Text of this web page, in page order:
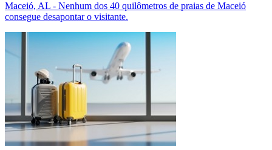
Maceió, AL - Nenhum dos 40 quilômetros de praias de Maceió
consegue desapontar o visitante.